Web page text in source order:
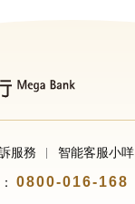
服務 智能客服小咩
0800-016-168